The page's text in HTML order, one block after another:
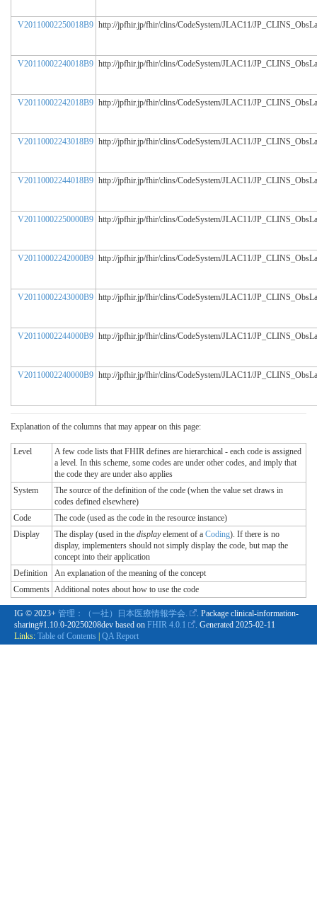
V20110002250018B9 http://jpfhir.jp/fhir/clins/CodeSystem/JLAC11/
V20110002240018B9 http://jpfhir.jp/fhir/clins/CodeSystem/JLAC11/
V20110002242018B9 http://jpfhir.jp/fhir/clins/CodeSystem/JLAC11/
V20110002243018B9 http://jpfhir.jp/fhir/clins/CodeSystem/JLAC11/
V20110002244018B9 http://jpfhir.jp/fhir/clins/CodeSystem/JLAC11/
V20110002250000B9 http://jpfhir.jp/fhir/clins/CodeSystem/JLAC11/
V20110002242000B9 http://jpfhir.jp/fhir/clins/CodeSystem/JLAC11/
V20110002243000B9 http://jpfhir.jp/fhir/clins/CodeSystem/JLAC11/
V20110002244000B9 http://jpfhir.jp/fhir/clins/CodeSystem/JLAC11/
V20110002240000B9 http://jpfhir.jp/fhir/clins/CodeSystem/JLAC11/
Explanation of the columns that may appear on this page:
Level
A few code lists that FHIR defines are hierarchical - each code is assigned
a level. In this scheme, some codes are under other codes, and imply that
the code they are under also applies
System
The source of the definition of the code (when the value set draws in
codes defined elsewhere)
Code
The code (used as the code in the resource instance)
Display
The display (used in the displayelement of a Coding). If there is no
display, implementers should not simply display the code, but map the
concept into their application
Definition
An explanation of the meaning of the concept
Comments Additional notes about how to use the code
IG © 2023+ 管理：（一社）日本医療情報学会.
. Package clinical-information-
sharing#1.10.0-20250208dev based on FHIR 4.0.1 . Generated 2025-02-11
Links: Table of Contents QA Report